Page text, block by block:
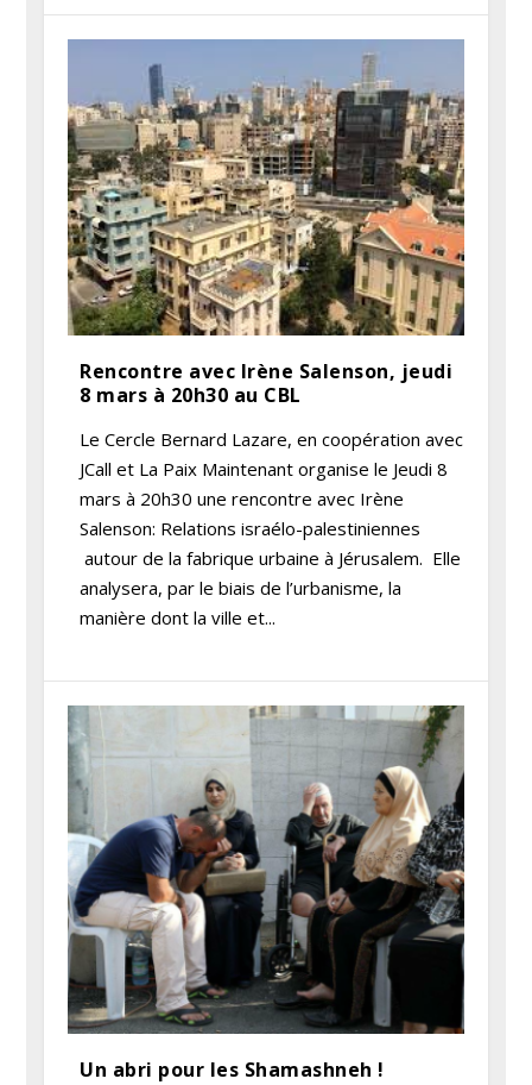
Rencontre avec Irène Salenson, jeudi
8 mars à 20h30 au CBL
Le Cercle Bernard Lazare, en coopération avec
JCall et La Paix Maintenant organise le Jeudi 8
mars à 20h30 une rencontre avec Irène
Salenson: Relations israélo-palestiniennes
autour de la fabrique urbaine à Jérusalem. Elle
analysera, par le biais de l’urbanisme, la
manière dont la ville et...
Un abri pour les Shamashneh !